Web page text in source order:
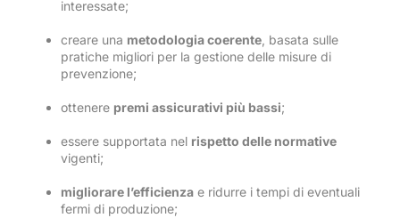
interessate;
creare una metodologia coerente , basata sulle
pratiche migliori per la gestione delle misure di
prevenzione;
ottenere premi assicurativi più bassi;
essere supportata nel rispetto delle normative
vigenti;
migliorare l’efficienza e ridurre i tempi di eventuali
fermi di produzione;